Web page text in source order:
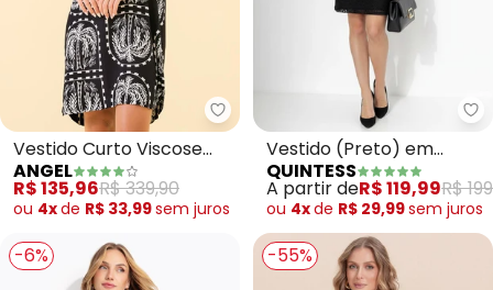
Angel - Vestido Curto Viscose
Vestido Curto Viscose
Estampada (Preto)
ANGEL
R$ 135,96R$ 339,90
ou 4xde R$ 33,99sem juros
Vestido (Preto) em
Renda
QUINTESS
A partir deR$ 119,99R$
ou 4xde R$ 29,99sem juros
-6% -55%